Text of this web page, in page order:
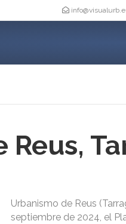
Reus,
Urbanismo de Reus
septiembre de 2024, el